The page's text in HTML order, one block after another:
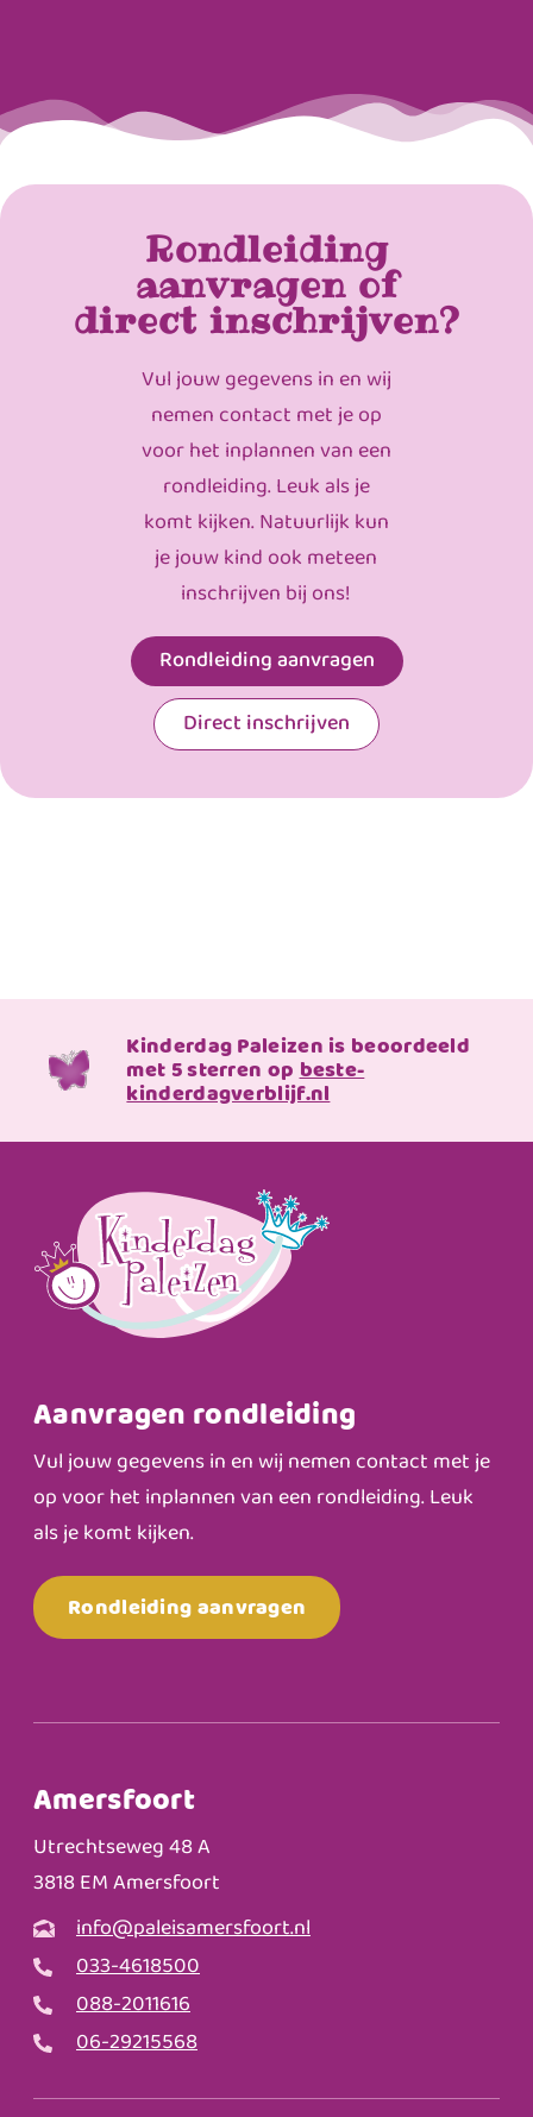
Rondleiding
aanvragen of
direct inschrijven?
Vul jouw gegevens in en wij
nemen contact met je op
voor het inplannen van een
rondleiding. Leuk als je
komt kijken. Natuurlijk kun
je jouw kind ook meteen
inschrijven bij ons!
Rondleiding aanvragen
Direct inschrijven
Kinderdag Paleizen is beoordeeld
met 5 sterren opbeste-
kinderdagverblijf.nl
Aanvragen rondleiding
Vul jouw gegevens in en wij nemen contact met je
op voor het inplannen van een rondleiding. Leuk
als je komt kijken.
Rondleiding aanvragen
Amersfoort
Utrechtseweg 48 A
3818 EM Amersfoort
info@paleisamersfoort.nl
033-4618500
088-2011616
06-29215568